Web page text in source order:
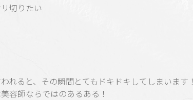
切りたい
れると、その瞬間とてもドキドキしてしまいます！
容師ならではのあるある！